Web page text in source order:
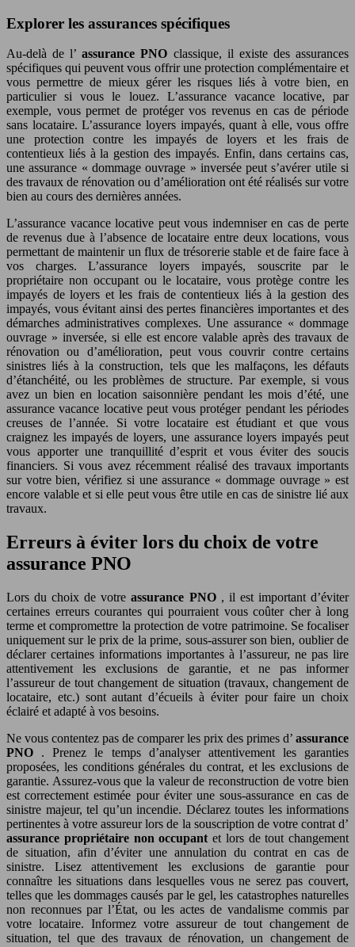
Explorer les assurances spécifiques
Au-delà de l’assurance PNO classique, il existe des assurances
spécifiques qui peuvent vous offrir une protection complémentaire et
vous permettre de mieux gérer les risques liés à votre bien, en
particulier si vous le louez. L’assurance vacance locative, par
exemple, vous permet de protéger vos revenus en cas de période
sans locataire. L’assurance loyers impayés, quant à elle, vous offre
une protection contre les impayés de loyers et les frais de
contentieux liés à la gestion des impayés. Enfin, dans certains cas,
une assurance « dommage ouvrage » inversée peut s’avérer utile si
des travaux de rénovation ou d’amélioration ont été réalisés sur votre
bien au cours des dernières années.
L’assurance vacance locative peut vous indemniser en cas de perte
de revenus due à l’absence de locataire entre deux locations, vous
permettant de maintenir un flux de trésorerie stable et de faire face à
vos charges. L’assurance loyers impayés, souscrite par le
propriétaire non occupant ou le locataire, vous protège contre les
impayés de loyers et les frais de contentieux liés à la gestion des
impayés, vous évitant ainsi des pertes financières importantes et des
démarches administratives complexes. Une assurance « dommage
ouvrage » inversée, si elle est encore valable après des travaux de
rénovation ou d’amélioration, peut vous couvrir contre certains
sinistres liés à la construction, tels que les malfaçons, les défauts
d’étanchéité, ou les problèmes de structure. Par exemple, si vous
avez un bien en location saisonnière pendant les mois d’été, une
assurance vacance locative peut vous protéger pendant les périodes
creuses de l’année. Si votre locataire est étudiant et que vous
craignez les impayés de loyers, une assurance loyers impayés peut
vous apporter une tranquillité d’esprit et vous éviter des soucis
financiers. Si vous avez récemment réalisé des travaux importants
sur votre bien, vérifiez si une assurance « dommage ouvrage » est
encore valable et si elle peut vous être utile en cas de sinistre lié aux
travaux.
Erreurs à éviter lors du choix de votre
assurance PNO
Lors du choix de votreassurance PNO , il est important d’éviter
certaines erreurs courantes qui pourraient vous coûter cher à long
terme et compromettre la protection de votre patrimoine. Se focaliser
uniquement sur le prix de la prime, sous-assurer son bien, oublier de
déclarer certaines informations importantes à l’assureur, ne pas lire
attentivement les exclusions de garantie, et ne pas informer
l’assureur de tout changement de situation (travaux, changement de
locataire, etc.) sont autant d’écueils à éviter pour faire un choix
éclairé et adapté à vos besoins.
Ne vous contentez pas de comparer les prix des primes d’ assurance
PNO . Prenez le temps d’analyser attentivement les garanties
proposées, les conditions générales du contrat, et les exclusions de
garantie. Assurez-vous que la valeur de reconstruction de votre bien
est correctement estimée pour éviter une sous-assurance en cas de
sinistre majeur, tel qu’un incendie. Déclarez toutes les informations
pertinentes à votre assureur lors de la souscription de votre contrat d’
assurance propriétaire non occupant et lors de tout changement
de situation, afin d’éviter une annulation du contrat en cas de
sinistre. Lisez attentivement les exclusions de garantie pour
connaître les situations dans lesquelles vous ne serez pas couvert,
telles que les dommages causés par le gel, les catastrophes naturelles
non reconnues par l’État, ou les actes de vandalisme commis par
votre locataire. Informez votre assureur de tout changement de
situation, tel que des travaux de rénovation, un changement de